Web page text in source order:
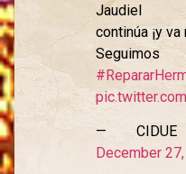
Jaudiel
continúa ¡y
Seguimos
— CIDUE
December